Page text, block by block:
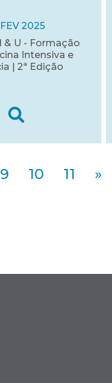
2025
& U - Formação
Intensiva e
| 2ª Edição
9 10 11 »